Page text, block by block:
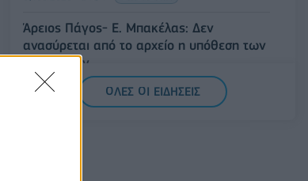
Άρειος Πάγος- Ε. Μπακέλας: Δεν
ανασύρεται από το αρχείο η υπόθεση των
υποκλοπών
07/08/2026 - 14:11
ΟΛΕΣ ΟΙ ΕΙΔΗΣΕΙΣ